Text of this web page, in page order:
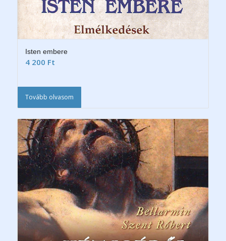
Isten embere
4 200 Ft
Tovább olvasom